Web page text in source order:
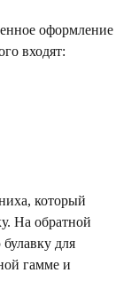
оформление
входят:
который
На обратной
для
гамме и